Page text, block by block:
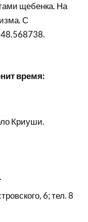
щебенка. На
С
48.568738.
время:
Криуши.
6; тел. 8